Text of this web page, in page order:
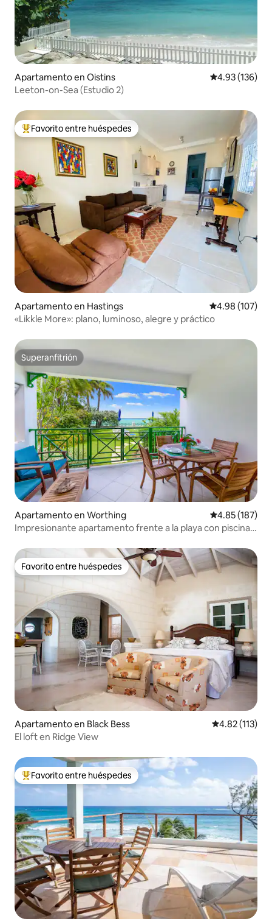
Apartamento en Oistins Calificación
4.93 (136)
Leeton-on-Sea (Estudio 2)
Favorito entre huéspedes preferido
Favorito entre huéspedes
Apartamento en Hastings Calificación
4.98 (107)
«Likkle More»: plano, luminoso, alegre y práctico
Superanfitrión
Superanfitrión
Apartamento en Worthing Calificación
4.85 (187)
Impresionante apartamento frente a la playa con piscina y
Favorito entre huéspedes
Favorito entre huéspedes
Apartamento en Black Bess Calificación
4.82 (113)
El loft en Ridge View
Favorito entre huéspedes preferido
Favorito entre huéspedes